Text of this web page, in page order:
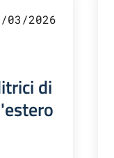
03/2026
di